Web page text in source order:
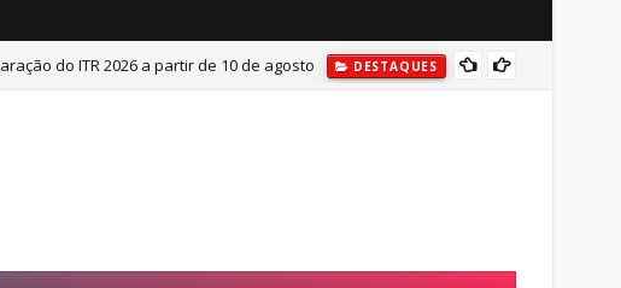
do ITR 2026 a partir de 10 de agosto DESTAQUES